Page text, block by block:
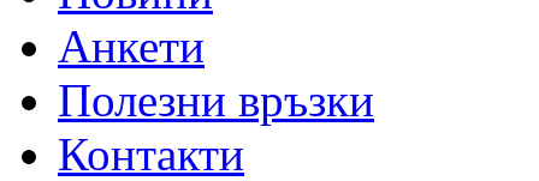
Анкети
Полезни връзки
Контакти